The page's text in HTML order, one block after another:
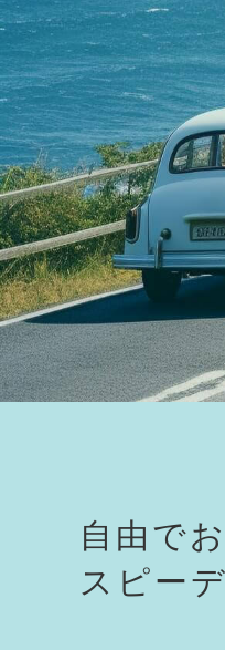
自由で
スピー